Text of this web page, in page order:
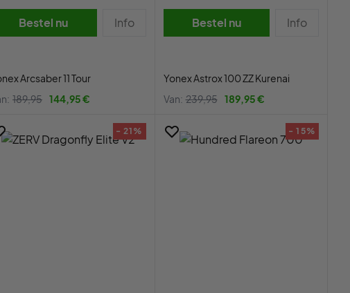
Bestel nu Info
Arcsaber 11 Tour
189,95 144,95 €
Bestel nu Info
Yonex Astrox 100 ZZ Kurenai
Van: 239,95 189,95 €
- 21% - 15%